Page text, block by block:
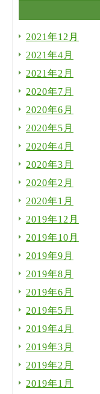
2021年12月
2021年4月
2021年2月
2020年7月
2020年6月
2020年5月
2020年4月
2020年3月
2020年2月
2020年1月
2019年12月
2019年10月
2019年9月
2019年8月
2019年6月
2019年5月
2019年4月
2019年3月
2019年2月
2019年1月